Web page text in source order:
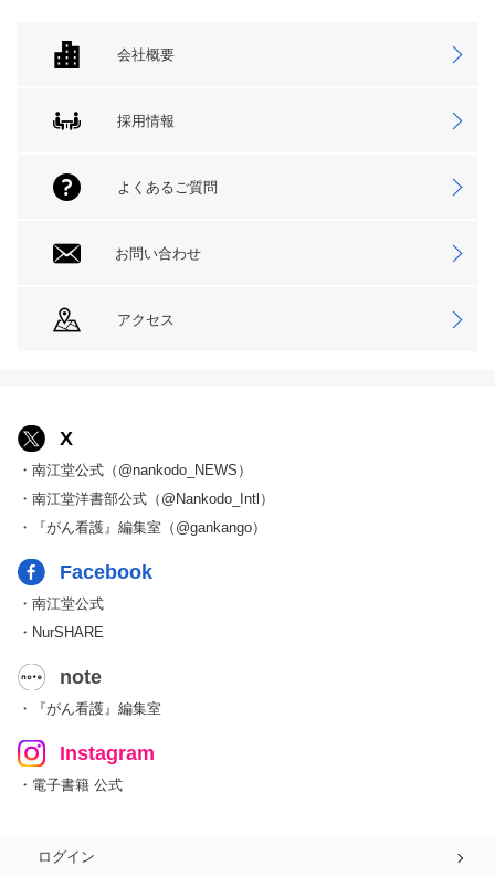
会社概要
採用情報
よくあるご質問
お問い合わせ
アクセス
X
・南江堂公式（@nankodo_NEWS）
・南江堂洋書部公式（@Nankodo_Intl）
・『がん看護』編集室（@gankango）
Facebook
・南江堂公式
・NurSHARE
note
・『がん看護』編集室
Instagram
・電子書籍 公式
ログイン